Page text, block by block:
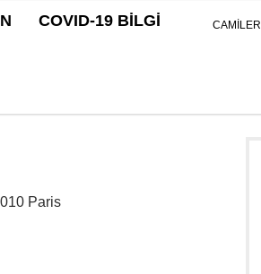
COVID-19 BİLGİ CAMİLER
Paris